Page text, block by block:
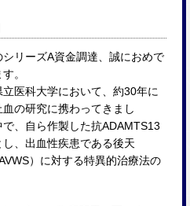
リーズA資金調達、誠におめで
。
医科大学において、約30年に
の研究に携わってきまし
、自ら作製した抗ADAMTS13
、出血性疾患である後天
）に対する特異的治療法の